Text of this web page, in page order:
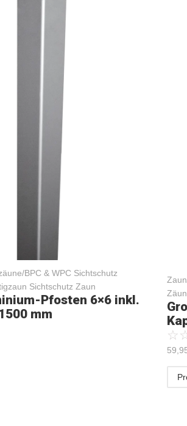
BPC & WPC Sichtschutz
Sichtschutz Zaun
Pfosten 6×6 inkl.
mm
☆